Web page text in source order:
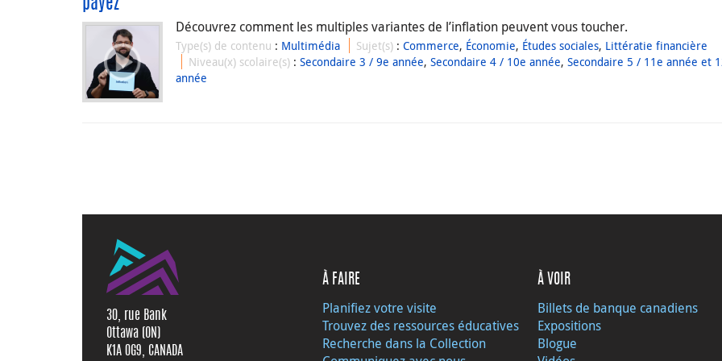
payez
Découvrez comment les multiples variantes de l’inflation peuvent vous toucher.
Type(s) de contenu : Multimédia Sujet(s) :Commerce, Économie, Études sociales, Littératie financière
Niveau(x) scolaire(s) :Secondaire 3 / 9e année,Secondaire 4 / 10e année,Secondaire 5 / 11e année et
année
30, rue Bank
Ottawa (ON)
K1A 0G9, CANADA
À FAIRE
Planifiez votre visite
Trouvez des ressources éducatives
Recherche dans la Collection
À VOIR
Billets de banque canadiens
Expositions
Blogue